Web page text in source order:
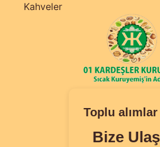
Kahveler
Toplu
Bize